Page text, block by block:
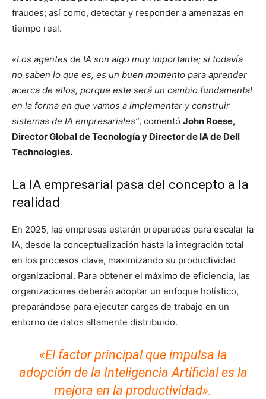
fraudes; así como, detectar y responder a amenazas en
tiempo real.
«Los agentes de IA son algo muy importante; si todavía
no saben lo que es, es un buen momento para aprender
acerca de ellos, porque este será un cambio fundamental
en la forma en que vamos a implementar y construir
sistemas de IA empresariales”, comentó John Roese,
Director Global de Tecnología y Director de IA de Dell
Technologies.
La IA empresarial pasa del concepto a la
realidad
En 2025, las empresas estarán preparadas para escalar la
IA, desde la conceptualización hasta la integración total
en los procesos clave, maximizando su productividad
organizacional. Para obtener el máximo de eficiencia, las
organizaciones deberán adoptar un enfoque holístico,
preparándose para ejecutar cargas de trabajo en un
entorno de datos altamente distribuido.
«El factor principal que impulsa la
adopción de la Inteligencia Artificial es la
mejora en la productividad».